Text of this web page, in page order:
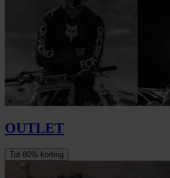
OUTLET
Tot 80% korting